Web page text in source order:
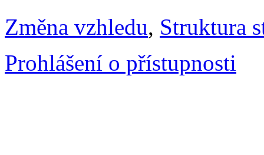
Změna vzhledu, Struktura
Prohlášení o přístupnosti